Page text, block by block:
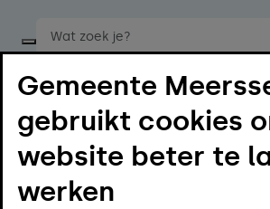
Start een spraakopdracht
Menu
Gemeente
gebruikt cookies
website beter te
werken